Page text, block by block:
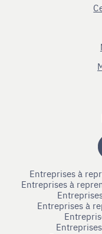
Entreprises à
Entreprises à
Entreprises à